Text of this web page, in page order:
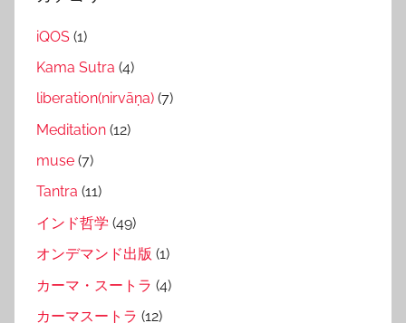
iQOS (1)
Kama Sutra (4)
liberation(nirvāṇa) (7)
Meditation (12)
muse (7)
Tantra (11)
インド哲学 (49)
オンデマンド出版 (1)
カーマ・スートラ (4)
カーマスートラ (12)